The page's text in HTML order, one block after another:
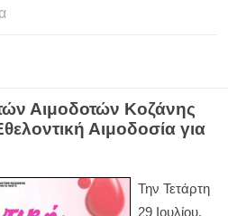
Αιμοδοτών Κοζάνης
Αιμοδοσία για
Την Τετάρτη
29 Ιουλίου,